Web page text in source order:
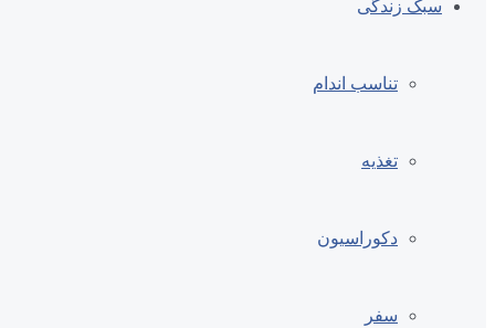
سبک زندگی
تناسب اندام
تغذیه
دکوراسیون
سفر